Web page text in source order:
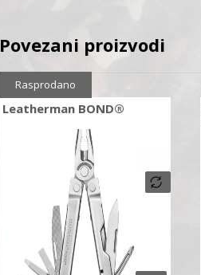
Povezani proizvodi
Leatherman BOND®
Rasprodano